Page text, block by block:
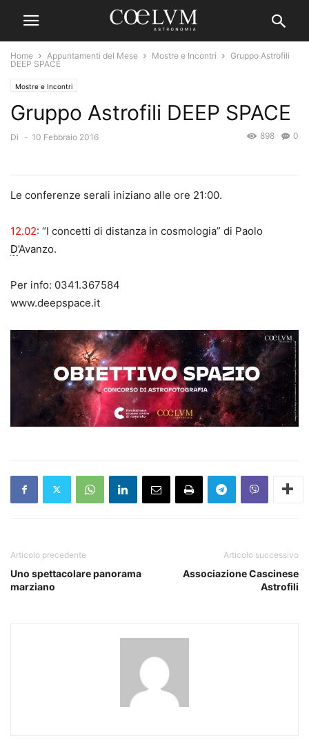
Home Appuntamenti del Mese Mostre e Incontri
Gruppo Astrofili
DEEP SPACE
Mostre e Incontri
Gruppo Astrofili DEEP SPACE
Di - 10 Febbraio 2016 0
898
Le conferenze serali iniziano alle ore 21:00.
12.02: “I concetti di distanza in cosmologia” di Paolo
D’Avanzo.
Per info: 0341.367584
www.deepspace.it
Articolo precedente
Uno spettacolare panorama
marziano
Articolo successivo
Associazione Cascinese
Astrofili